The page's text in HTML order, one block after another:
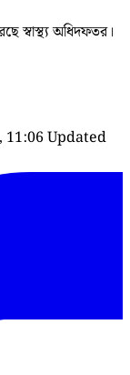
স্বাস্থ্য অধিদফতর।
11:06Updated